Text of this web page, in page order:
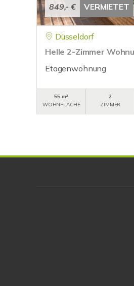
849,- € VERMIETET
Düsseldorf
Helle 2-Zimmer
Etagenwohnung
55 m²
WOHNFLÄCHE
2
ZIMMER